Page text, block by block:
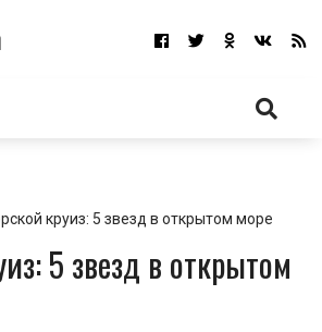
круиз: 5 звезд в открытом море
5 звезд в открытом